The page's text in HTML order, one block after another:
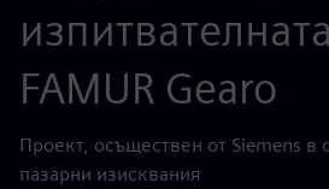
FAMUR Gearo
Проект, осъществен от Siemens в
пазарни изисквания